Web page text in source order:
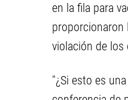
en la fila para
proporcionaron
violación de los
"¿Si esto es